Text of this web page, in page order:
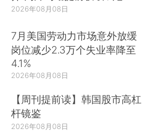
2026年08月08日
7月美国劳动力市场意外放缓
岗位减少2.3万个失业率降至
4.1%
2026年08月08日
【周刊提前读】韩国股市高杠
杆镜鉴
2026年08月08日